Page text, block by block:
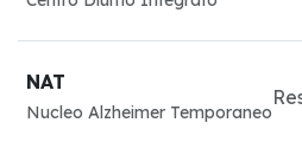
NAT
Nucleo Alzheimer Temporaneo